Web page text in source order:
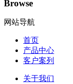
Browse
网站导航
首页
产品中心
客户案列
关于我们